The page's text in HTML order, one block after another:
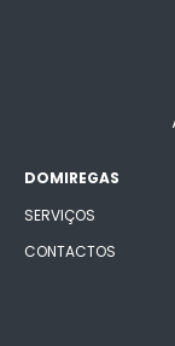
DOMIREGAS
SERVIÇOS
CONTACTOS